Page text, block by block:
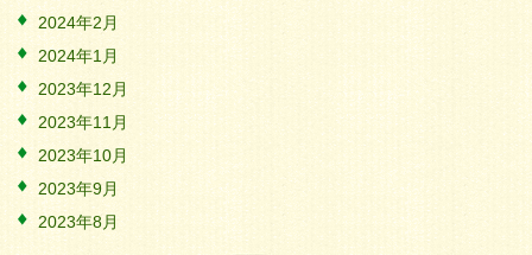
2024年2月
2024年1月
2023年12月
2023年11月
2023年10月
2023年9月
2023年8月